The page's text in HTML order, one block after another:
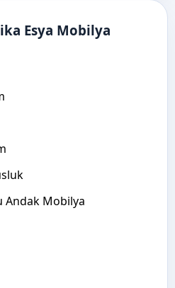
Esya Mobilya
Andak Mobilya